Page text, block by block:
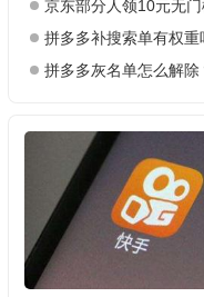
京东部分人领10元无
拼多多补搜索单有权
拼多多灰名单怎么解